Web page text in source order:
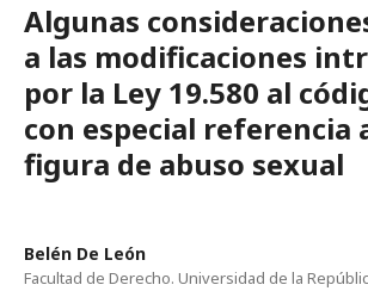
Algunas
a las modificaciones
por la Ley 19.580 al
con especial referencia
figura de abuso sexual
Belén De León
Facultad de Derecho. Universidad de la